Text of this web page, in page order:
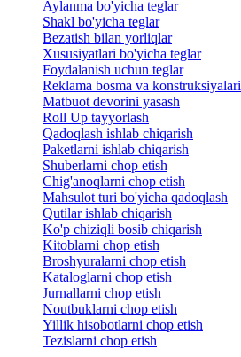
Aylanma bo'yicha teglar
Shakl bo'yicha teglar
Bezatish bilan yorliqlar
Xususiyatlari bo'yicha teglar
Foydalanish uchun teglar
Reklama bosma va konstruksiyalari
Matbuot devorini yasash
Roll Up tayyorlash
Qadoqlash ishlab chiqarish
Paketlarni ishlab chiqarish
Shuberlarni chop etish
Chig'anoqlarni chop etish
Mahsulot turi bo'yicha qadoqlash
Qutilar ishlab chiqarish
Ko'p chiziqli bosib chiqarish
Kitoblarni chop etish
Broshyuralarni chop etish
Kataloglarni chop etish
Jurnallarni chop etish
Noutbuklarni chop etish
Yillik hisobotlarni chop etish
Tezislarni chop etish